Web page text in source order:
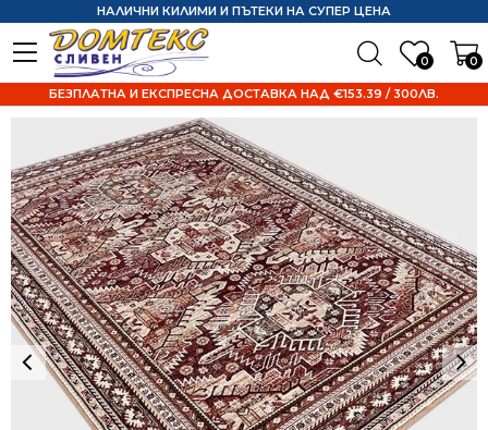
0 0
НАЛИЧНИ КИЛИМИ И ПЪТЕКИ НА СУПЕР ЦЕНА
БЕЗПЛАТНА И ЕКСПРЕСНА ДОСТАВКА НАД €153.39 / 300ЛВ.